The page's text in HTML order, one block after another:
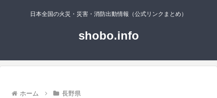
日本全国の火災・災害・消防出動情報（公式リンクまとめ）
shobo.info
ホーム 長野県